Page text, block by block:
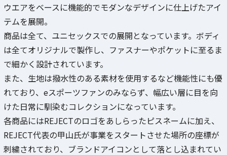
ウエアをベースに機能的でモダンなデザインに仕上げたアイ
テムを展開。
商品は全て、ユニセックスでの展開となっています。ボディ
は全てオリジナルで製作し、ファスナーやポケットに至るま
で細かく設計されています。
また、生地は撥水性のある素材を使用するなど機能性にも優
れており、eスポーツファンのみならず、幅広い層に目を向
けた日常に馴染むコレクションになっています。
各商品にはREJECTのロゴをあしらったピスネームに加え、
REJECT代表の甲山氏が事業をスタートさせた場所の座標が
刺繍されており、ブランドアイコンとして落とし込まれてい